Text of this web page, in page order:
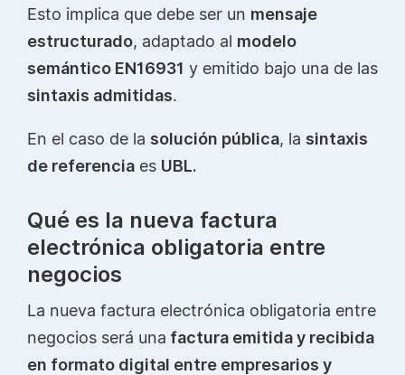
Esto implica que debe ser un mensaje
estructurado, adaptado al modelo
semántico EN16931 y emitido bajo una de las
sintaxis admitidas.
En el caso de la solución pública, la sintaxis
de referencia es UBL.
Qué es la nueva factura
electrónica obligatoria entre
negocios
La nueva factura electrónica obligatoria entre
negocios será una factura emitida y recibida
en formato digital entre empresarios y